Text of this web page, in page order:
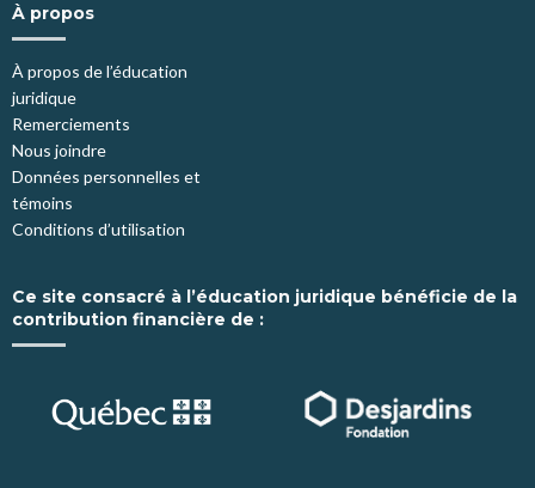
À propos
À propos de l’éducation
juridique
Remerciements
Nous joindre
Données personnelles et
témoins
Conditions d’utilisation
Ce site consacré à l’éducation juridique bénéficie de la
contribution financière de :